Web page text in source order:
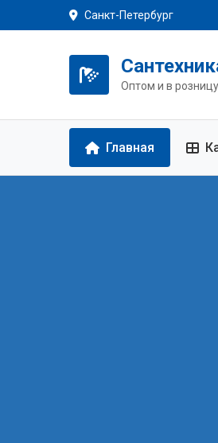
Санкт-Петербург
Оптом и в розницу
Главная